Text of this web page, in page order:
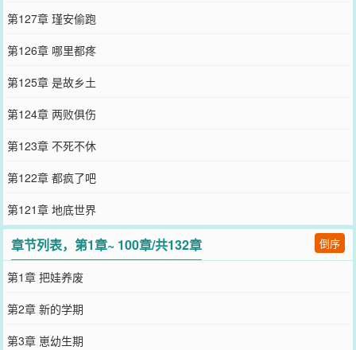
第127章 瑾安偷跑
第126章 哪里都疼
第125章 是故乡土
第124章 两败俱伤
第123章 不死不休
第122章 都疯了吧
第121章 地底世界
章节列表，第1章~ 100章/共132章 倒序
第1章 把娃养废
第2章 新的学期
第3章 崽幼生期